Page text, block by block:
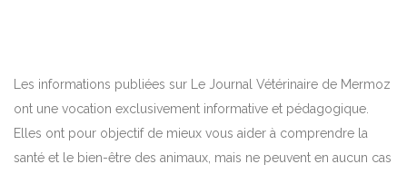
Les informations publiées sur Le Journal Vétérinaire de Mermoz
ont une vocation exclusivement informative et pédagogique.
Elles ont pour objectif de mieux vous aider à comprendre la
santé et le bien-être des animaux, mais ne peuvent en aucun cas